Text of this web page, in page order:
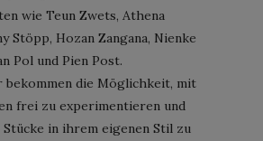
wie Teun Zwets, Athena
Stöpp, Hozan Zangana, Nienke
Pol und Pien Post.
bekommen die Möglichkeit, mit
frei zu experimentieren und
in ihrem eigenen Stil zu